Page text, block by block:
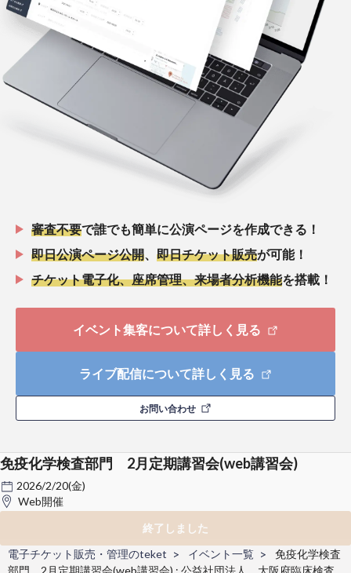
審査不要で誰でも簡単に公演ページを作成できる！
即日公演ページ公開
即日チケット販売が可能！
チケット電子化、座席管理、来場者分析機能を搭載！
イベント集客について詳しく見る
ライブ配信について詳しく見る
お問い合わせ
免疫化学検査部門 2月定期講習会(web講習会)
2026/2/20(金)
Web開催
終了しました
電子チケット販売・管理のteket
イベント一覧
免疫化学検査
部門 2月定期講習会(web講習会) : 公益社団法人 大阪府臨床検査